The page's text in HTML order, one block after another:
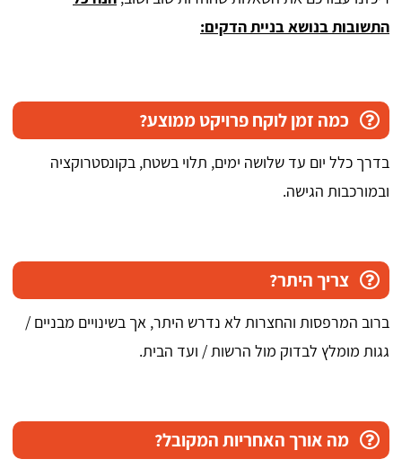
התשובות בנושא בניית הדקים:
כמה זמן לוקח פרויקט ממוצע?
בדרך כלל יום עד שלושה ימים, תלוי בשטח, בקונסטרוקציה
ובמורכבות הגישה.
צריך היתר?
ברוב המרפסות והחצרות לא נדרש היתר, אך בשינויים מבניים /
גגות מומלץ לבדוק מול הרשות / ועד הבית.
מה אורך האחריות המקובל?